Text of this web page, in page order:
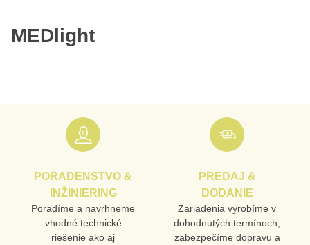
MEDlight
PORADENSTVO &
INŽINIERING
Poradíme a navrhneme
vhodné technické
riešenie ako aj
PREDAJ &
DODANIE
Zariadenia vyrobíme v
dohodnutých termínoch,
zabezpečíme dopravu a